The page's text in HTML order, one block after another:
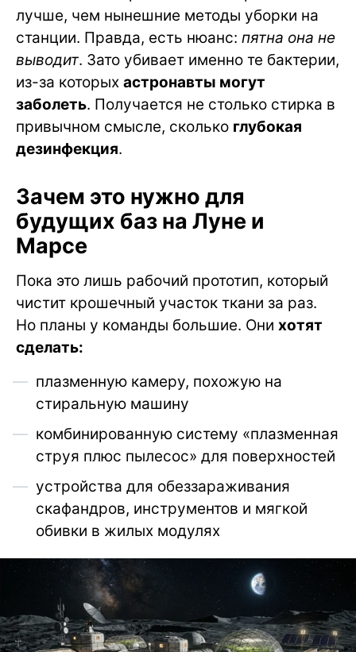
лучше, чем нынешние методы уборки на
станции. Правда, есть нюанс: пятна она не
выводит. Зато убивает именно те бактерии,
из-за которых астронавты могут
заболеть. Получается не столько стирка в
привычном смысле, сколько глубокая
дезинфекция.
Зачем это нужно для
будущих баз на Луне и
Марсе
Пока это лишь рабочий прототип, который
чистит крошечный участок ткани за раз.
Но планы у команды большие. Они хотят
сделать:
плазменную камеру, похожую на
стиральную машину
комбинированную систему «плазменная
струя плюс пылесос» для поверхностей
устройства для обеззараживания
скафандров, инструментов и мягкой
обивки в жилых модулях